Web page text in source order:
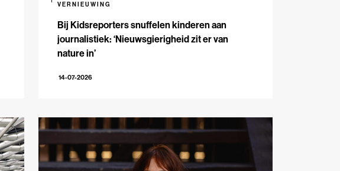
Bij Kidsreporters snuffelen kinderen aan
journalistiek: ‘Nieuwsgierigheid zit er van
nature in’
VERNIEUWING
14-07-2026